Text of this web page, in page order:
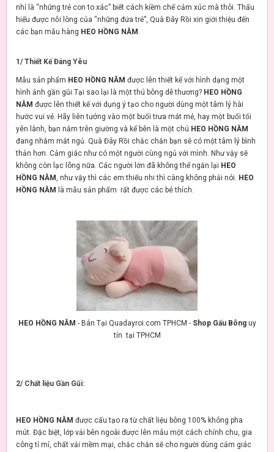
nhỉ là “những trẻ con to xác” biết cách kiềm chế cảm xúc mà thôi. Thấu
hiểu được nỗi lòng của “những đứa trẻ”, Quà Đây Rồi xin giới thiệu đến
các bạn mẫu hàng HEO HỒNG NẰM
1/ Thiết Kế Đáng Yêu
Mẫu sản phẩm HEO HỒNG NẰM được lên thiết kế với hình dạng một
hình ảnh gần gũi.Tại sao lại là một thú bông dễ thương? HEO HỒNG
NẰM được lên thiết kế với dụng ý tạo cho người dùng một tâm lý hài
hước vui vẻ. Hãy liên tưởng vào một buổi trưa mát mẻ, hay một buổi tối
yên lành, bạn nằm trên giường và kế bên là một chú HEO HỒNG NẰM
đang nhắm mắt ngủ. Quà Đây Rồi chắc chắn bạn sẽ có một tâm lý bình
thản hơn. Cảm giác như có một người cùng ngủ với mình. Như vậy sẽ
không còn lạc lõng nữa. Các người lớn đã không thể ngăn lại HEO
HỒNG NẰM , như vậy thì các em thiếu nhi thì càng không phải nói. HEO
HỒNG NẰM là mẫu sản phẩm rất được các bé thích.
HEO HỒNG NẰM - Bán Tại Quadayroi.com TPHCM - Shop Gấu Bông uy
tín tại TPHCM
2/ Chất liệu Gần Gũi:
HEO HỒNG NẰM được cấu tạo ra từ chất liệu bông 100% không pha
mút. Đặc biệt, lớp vải bên ngoài được lên mẫu một cách chỉnh chu, gia
công tỉ mỉ, chất vải mềm mại, chắc chắn sẽ cho người dùng cảm giác